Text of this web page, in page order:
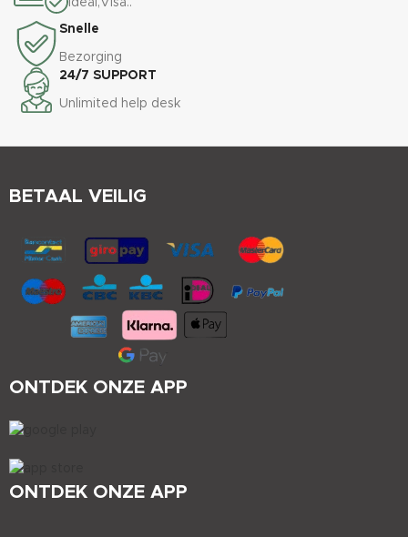
Ideal,Visa..
Snelle
Bezorging
24/7 SUPPORT
Unlimited help desk
ONTDEK ONZE APP
ONTDEK ONZE APP
BETAAL VEILIG